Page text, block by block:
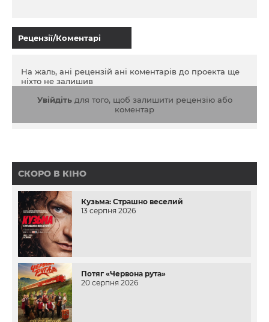
Рецензії/Коментарі
На жаль, ані рецензій ані коментарів до проекта ще
ніхто не залишив
Увійдітьдля того, щоб залишити рецензію або
коментар
СКОРО В КІНО
Кузьма: Страшно веселий
13 серпня 2026
Потяг «Червона рута»
20 серпня 2026